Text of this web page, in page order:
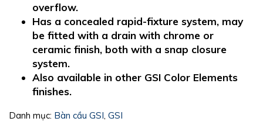
overflow.
Has a concealed rapid-fixture system, may
be fitted with a drain with chrome or
ceramic finish, both with a snap closure
system.
Also available in other GSI Color Elements
finishes.
Danh mục: Bàn cầu GSI, GSI